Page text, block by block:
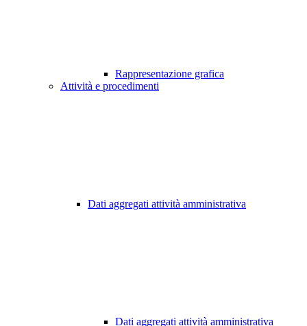
Rappresentazione grafica
Attività e procedimenti
Dati aggregati attività amministrativa
Dati aggregati attività amministrativa